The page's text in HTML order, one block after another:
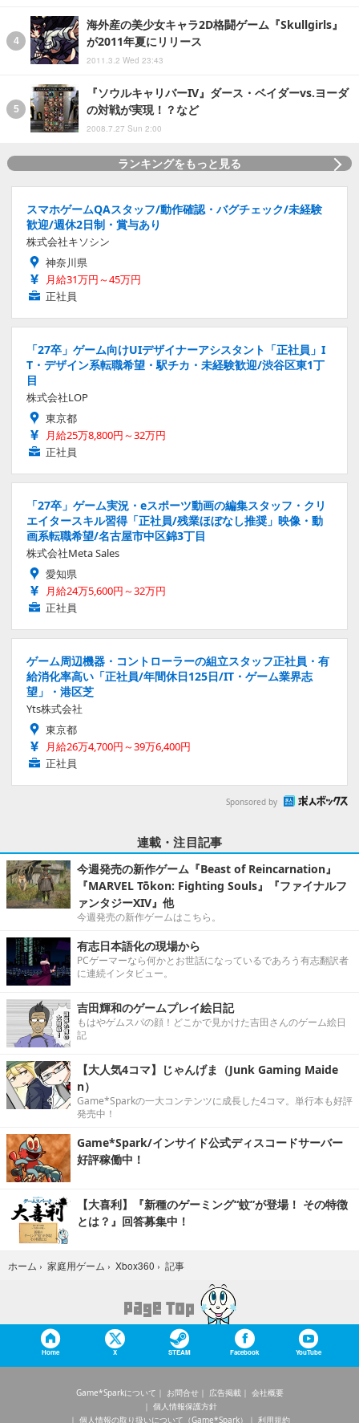
海外産の美少女キャラ2D格闘ゲーム『Skullgirls』
が2011年夏にリリース
2011.3.2 Wed 23:43
『ソウルキャリバーIV』ダース・ベイダーvs.ヨーダ
の対戦が実現！？など
2008.7.27 Sun 2:00
ランキングをもっと見る
スマホゲームQAスタッフ/動作確認・バグチェック/未経験
歓迎/週休2日制・賞与あり
株式会社キソシン
神奈川県
月給31万円～45万円
正社員
「27卒」ゲーム向けUIデザイナーアシスタント「正社員」I
T・デザイン系転職希望・駅チカ・未経験歓迎/渋谷区東1丁
目
株式会社LOP
東京都
月給25万8,800円～32万円
正社員
「27卒」ゲーム実況・eスポーツ動画の編集スタッフ・クリ
エイタースキル習得「正社員/残業ほぼなし推奨」映像・動
画系転職希望/名古屋市中区錦3丁目
株式会社Meta Sales
愛知県
月給24万5,600円～32万円
正社員
ゲーム周辺機器・コントローラーの組立スタッフ正社員・有
給消化率高い「正社員/年間休日125日/IT・ゲーム業界志
望」・港区芝
Yts株式会社
東京都
月給26万4,700円～39万6,400円
正社員
Sponsored by
連載・注目記事
今週発売の新作ゲーム『Beast of Reincarnation』
『MARVEL Tōkon: Fighting Souls』『ファイナルフ
ァンタジーXIV』他
今週発売の新作ゲームはこちら。
有志日本語化の現場から
PCゲーマーなら何かとお世話になっているであろう有志翻訳者
に連続インタビュー。
吉田輝和のゲームプレイ絵日記
もはやゲムスパの顔！どこかで見かけた吉田さんのゲーム絵日
記
【大人気4コマ】じゃんげま（Junk Gaming Maide
n）
Game*Sparkの一大コンテンツに成長した4コマ。単行本も好評
発売中！
Game*Spark/インサイド公式ディスコードサーバー
好評稼働中！
【大喜利】『新種のゲーミング“蚊”が登場！ その特徴
とは？』回答募集中！
ホーム › 家庭用ゲーム › Xbox360 › 記事
Home X STEAM Facebook YouTube
Game*Sparkについて お問合せ 広告掲載
会社概要
個人情報保護方針
個人情報の取り扱いについて（Game*Spark）
利用規約